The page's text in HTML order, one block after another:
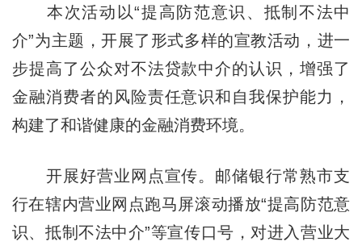
本次活动以“提高防范意识、抵制不法中
介”为主题，开展了形式多样的宣教活动，进一
步提高了公众对不法贷款中介的认识，增强了
金融消费者的风险责任意识和自我保护能力，
构建了和谐健康的金融消费环境。
开展好营业网点宣传。邮储银行常熟市支
行在辖内营业网点跑马屏滚动播放“提高防范意
识、抵制不法中介”等宣传口号，对进入营业大